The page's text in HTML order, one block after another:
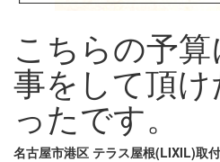
こちらの予
事をして頂
ったです。
名古屋市港区 テラス屋根(LIXIL)取